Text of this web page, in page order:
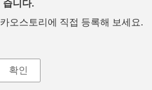
습니다.
오스토리에 직접 등록해 보세요.
확인